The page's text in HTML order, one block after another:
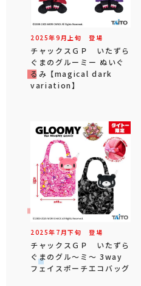
2025年9 月 上旬 登場
チャックスＧＰ いたずら
ぐまのグルーミー ぬいぐ
るみ 【magical dark
variation】
2025年 7 月下旬 登場
チャックスＧＰ いたずら
ぐまのグル～ミ～ 3way
フェイスポーチエコバッグ